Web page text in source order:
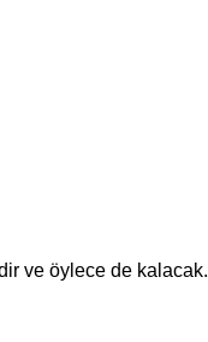
ve öylece de kalacak.